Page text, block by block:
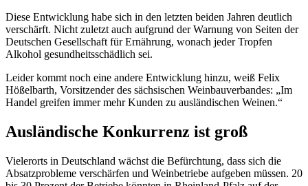
Diese Entwicklung habe sich in den letzten beiden Jahren deutlich
verschärft. Nicht zuletzt auch aufgrund der Warnung von Seiten der
Deutschen Gesellschaft für Ernährung, wonach jeder Tropfen
Alkohol gesundheitsschädlich sei.
Leider kommt noch eine andere Entwicklung hinzu, weiß Felix
Hößelbarth, Vorsitzender des sächsischen Weinbauverbandes: „Im
Handel greifen immer mehr Kunden zu ausländischen Weinen.“
Ausländische Konkurrenz ist groß
Vielerorts in Deutschland wächst die Befürchtung, dass sich die
Absatzprobleme verschärfen und Weinbetriebe aufgeben müssen. 20